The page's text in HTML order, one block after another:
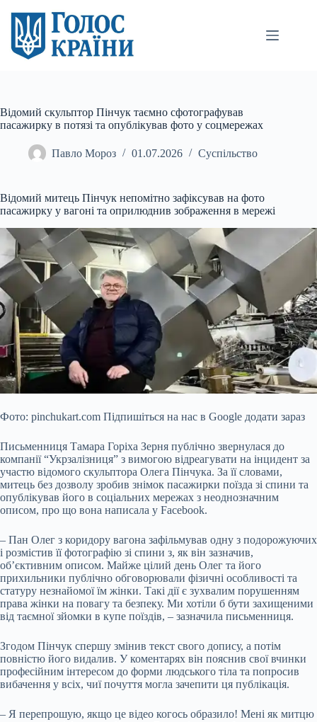
вмісту
Відомий скульптор Пінчук таємно сфотографував
пасажирку в потязі та опублікував фото у соцмережах
Павло Мороз 01.07.2026 Суспільство
Відомий митець Пінчук непомітно зафіксував на фото
пасажирку у вагоні та оприлюднив зображення в мережі
Фото: pinchukart.com Підпишіться на нас в Google додати зараз
Письменниця Тамара Горіха Зерня публічно звернулася до
компанії “Укрзалізниця” з вимогою відреагувати на інцидент за
участю відомого скульптора Олега Пінчука. За її словами,
митець без дозволу зробив знімок пасажирки поїзда зі спини та
опублікував його в соціальних мережах з неоднозначним
описом, про що вона написала у Facebook.
– Пан Олег з коридору вагона зафільмував одну з подорожуючих
і розмістив її фотографію зі спини з, як він зазначив,
об’єктивним описом. Майже цілий день Олег та його
прихильники публічно обговорювали фізичні особливості та
статуру незнайомої їм жінки. Такі дії є зухвалим порушенням
права жінки на повагу та безпеку. Ми хотіли б бути захищеними
від таємної зйомки в купе поїздів, – зазначила письменниця.
Згодом Пінчук спершу змінив текст свого допису, а потім
повністю його видалив. У коментарях він пояснив свої вчинки
професійним інтересом до форми людського тіла та попросив
вибачення у всіх, чиї почуття могла зачепити ця публікація.
– Я перепрошую, якщо це відео когось образило! Мені як митцю